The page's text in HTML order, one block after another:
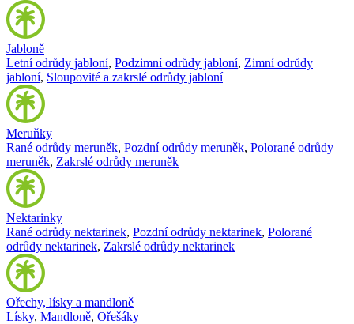
Jabloně
Letní odrůdy jabloní, Podzimní odrůdy jabloní, Zimní odrůdy
jabloní, Sloupovité a zakrslé odrůdy jabloní
Meruňky
Rané odrůdy meruněk, Pozdní odrůdy meruněk, Polorané odrůdy
meruněk, Zakrslé odrůdy meruněk
Nektarinky
Rané odrůdy nektarinek, Pozdní odrůdy nektarinek, Polorané
odrůdy nektarinek, Zakrslé odrůdy nektarinek
Ořechy, lísky a mandloně
Lísky, Mandloně, Ořešáky